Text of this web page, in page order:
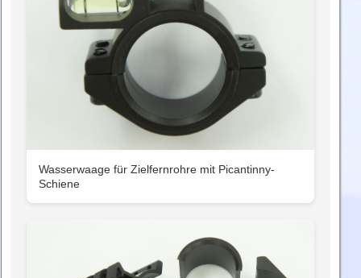
Wasserwaage für Zielfernrohre mit Picantinny-
Schiene